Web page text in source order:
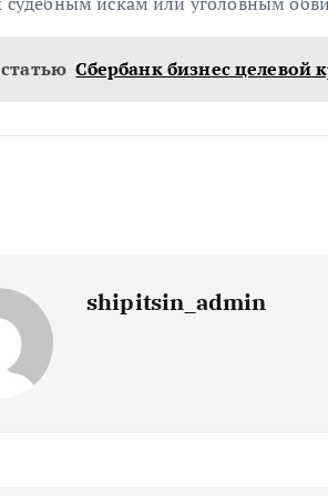
Сбербанк бизнес целевой
shipitsin_admin